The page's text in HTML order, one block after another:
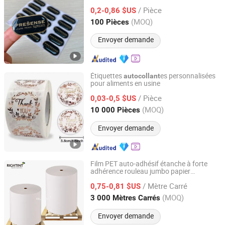
0,2-0,86 $US / Pièce
100 Pièces (MOQ)
Envoyer demande
Fujian, China Depuis 2024
Étiquettesautocollantes personnalisées
pour aliments en usine
0,03-0,5 $US / Pièce
10 000 Pièces (MOQ)
Envoyer demande
Dongguan Zhengbang Paper Products Co., Ltd
Guangdong, China Depuis 2026
Film PET auto-adhésif étanche à forte
adhérence rouleau jumbo papier
0,75-0,81 $US / Mètre Carré
3 000 Mètres Carrés (MOQ)
Envoyer demande
Shanghai Rightint Industrial (Group) Co., Ltd.
Shanghai, China Depuis 2022